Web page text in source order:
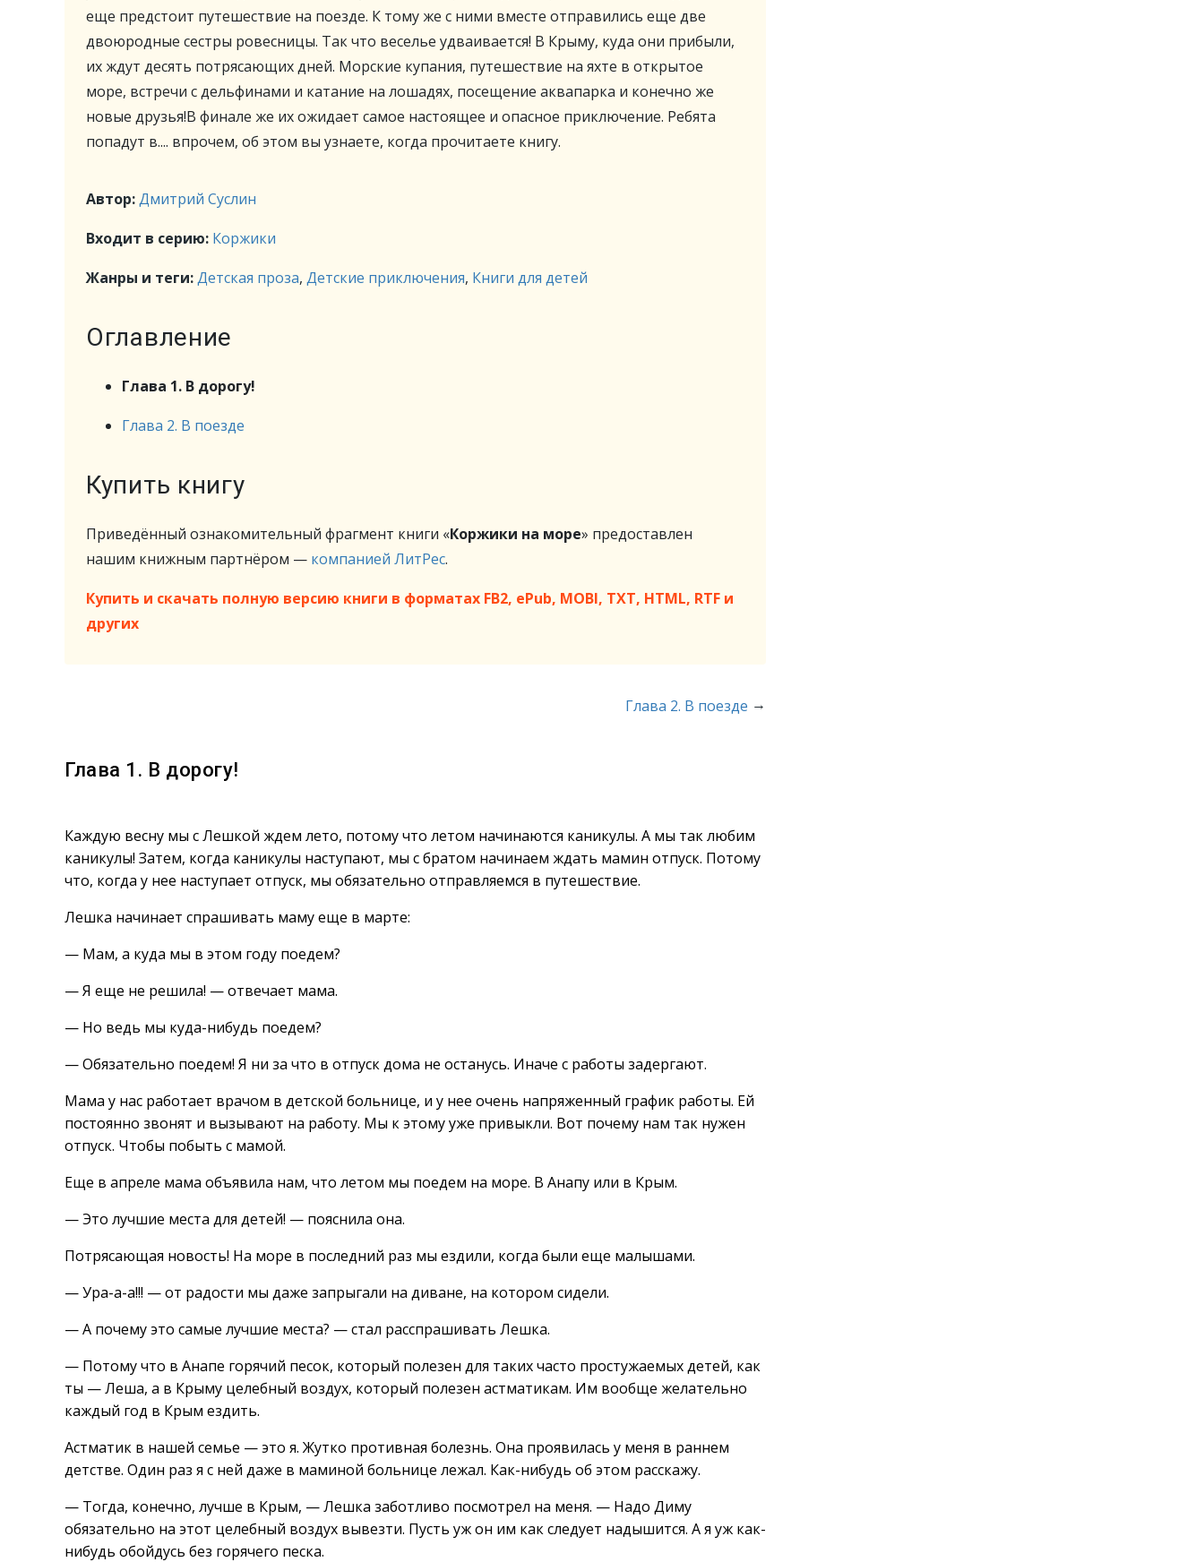
еще предстоит путешествие на поезде. К тому же с ними вместе отправились еще две
двоюродные сестры ровесницы. Так что веселье удваивается! В Крыму, куда они прибыли,
их ждут десять потрясающих дней. Морские купания, путешествие на яхте в открытое
море, встречи с дельфинами и катание на лошадях, посещение аквапарка и конечно же
новые друзья!В финале же их ожидает самое настоящее и опасное приключение. Ребята
попадут в.... впрочем, об этом вы узнаете, когда прочитаете книгу.
Автор:Дмитрий Суслин
Входит в серию: Коржики
Жанры и теги:Детская проза, Детские приключения, Книги для детей
Оглавление
Глава 1. В дорогу!
Глава 2. В поезде
Купить книгу
Приведённый ознакомительный фрагмент книги «Коржики на море» предоставлен
нашим книжным партнёром — компанией ЛитРес.
Купить и скачать полную версию книги в форматах FB2, ePub, MOBI, TXT, HTML, RTF и
других
Глава 2. В поезде →
Глава 1. В дорогу!
Каждую весну мы с Лешкой ждем лето, потому что летом начинаются каникулы. А мы так любим
каникулы! Затем, когда каникулы наступают, мы с братом начинаем ждать мамин отпуск. Потому
что, когда у нее наступает отпуск, мы обязательно отправляемся в путешествие.
Лешка начинает спрашивать маму еще в марте:
— Мам, а куда мы в этом году поедем?
— Я еще не решила! — отвечает мама.
— Но ведь мы куда-нибудь поедем?
— Обязательно поедем! Я ни за что в отпуск дома не останусь. Иначе с работы задергают.
Мама у нас работает врачом в детской больнице, и у нее очень напряженный график работы. Ей
постоянно звонят и вызывают на работу. Мы к этому уже привыкли. Вот почему нам так нужен
отпуск. Чтобы побыть с мамой.
Еще в апреле мама объявила нам, что летом мы поедем на море. В Анапу или в Крым.
— Это лучшие места для детей! — пояснила она.
Потрясающая новость! На море в последний раз мы ездили, когда были еще малышами.
— Ура-а-а!!! — от радости мы даже запрыгали на диване, на котором сидели.
— А почему это самые лучшие места? — стал расспрашивать Лешка.
— Потому что в Анапе горячий песок, который полезен для таких часто простужаемых детей, как
ты — Леша, а в Крыму целебный воздух, который полезен астматикам. Им вообще желательно
каждый год в Крым ездить.
Астматик в нашей семье — это я. Жутко противная болезнь. Она проявилась у меня в раннем
детстве. Один раз я с ней даже в маминой больнице лежал. Как-нибудь об этом расскажу.
— Тогда, конечно, лучше в Крым, — Лешка заботливо посмотрел на меня. — Надо Диму
обязательно на этот целебный воздух вывезти. Пусть уж он им как следует надышится. А я уж как-
нибудь обойдусь без горячего песка.